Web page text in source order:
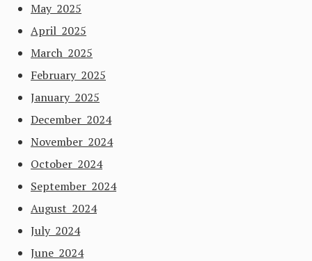
May 2025
April 2025
March 2025
February 2025
January 2025
December 2024
November 2024
October 2024
September 2024
August 2024
July 2024
June 2024